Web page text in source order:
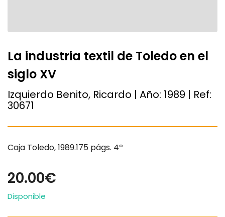
La industria textil de Toledo en el
siglo XV
Izquierdo Benito, Ricardo | Año: 1989 | Ref:
30671
Caja Toledo, 1989.175 págs. 4º
20.00€
Disponible